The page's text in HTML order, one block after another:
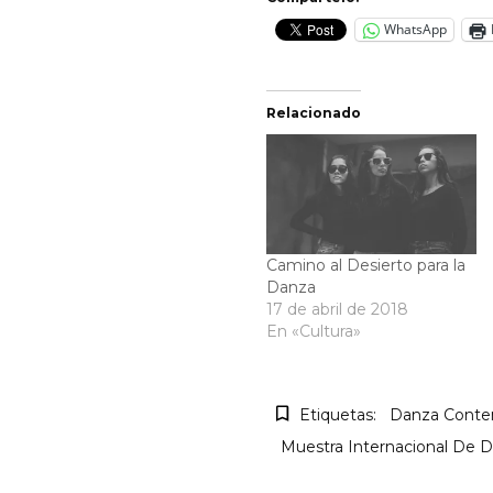
WhatsApp
Relacionado
Camino al Desierto para la
Danza
17 de abril de 2018
En «Cultura»
Etiquetas:
Danza
Muestra Internacional De